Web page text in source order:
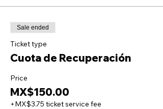
Sale ended
Ticket type
Cuota de Recuperación
Price
MX$150.00
+MX$3.75 ticket service fee